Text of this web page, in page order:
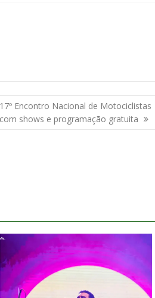
Encontro Nacional de Motociclistas
com shows e programação gratuita